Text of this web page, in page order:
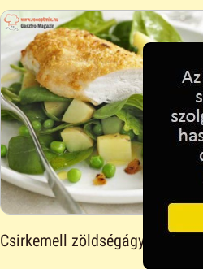
Csirkemell zöldségágyon